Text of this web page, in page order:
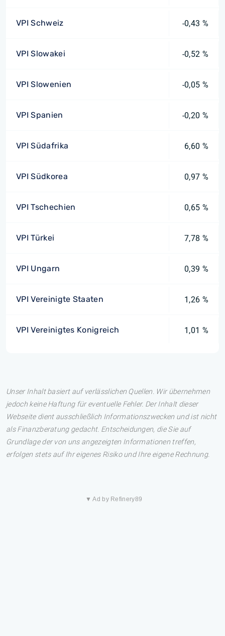
VPI Schweiz -0,43 %
VPI Slowakei -0,52 %
VPI Slowenien -0,05 %
VPI Spanien -0,20 %
VPI Südafrika 6,60 %
VPI Südkorea 0,97 %
VPI Tschechien 0,65 %
VPI Türkei 7,78 %
VPI Ungarn 0,39 %
VPI Vereinigte Staaten 1,26 %
VPI Vereinigtes Konigreich 1,01 %
Unser Inhalt basiert auf verlässlichen Quellen. Wir übernehmen
jedoch keine Haftung für eventuelle Fehler. Der Inhalt dieser
Webseite dient ausschließlich Informationszwecken und ist nicht
als Finanzberatung gedacht. Entscheidungen, die Sie auf
Grundlage der von uns angezeigten Informationen treffen,
erfolgen stets auf Ihr eigenes Risiko und Ihre eigene Rechnung.
▼ Ad by Refinery89